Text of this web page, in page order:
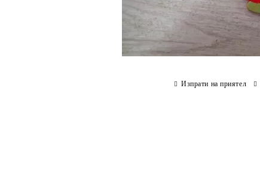
Изпрати на приятел